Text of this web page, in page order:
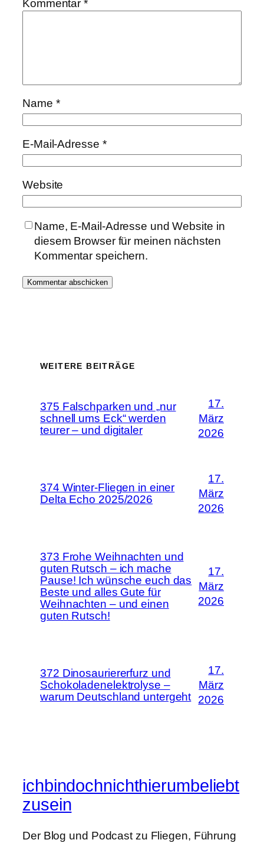
Kommentar*
Name *
E-Mail-Adresse *
Website
Name, E-Mail-Adresse und Website in
diesem Browser für meinen nächsten
Kommentar speichern.
WEITERE BEITRÄGE
375 Falschparken und „nur
schnell ums Eck“ werden
teurer – und digitaler
17.
März
2026
374 Winter-Fliegen in einer
Delta Echo 2025/2026
17.
März
2026
373 Frohe Weihnachten und
guten Rutsch – ich mache
Pause! Ich wünsche euch das
Beste und alles Gute für
Weihnachten – und einen
guten Rutsch!
17.
März
2026
372 Dinosauriererfurz und
Schokoladenelektrolyse –
warum Deutschland untergeht
17.
März
2026
ichbindochnichthierumbeliebt
zusein
Der Blog und Podcast zu Fliegen, Führung